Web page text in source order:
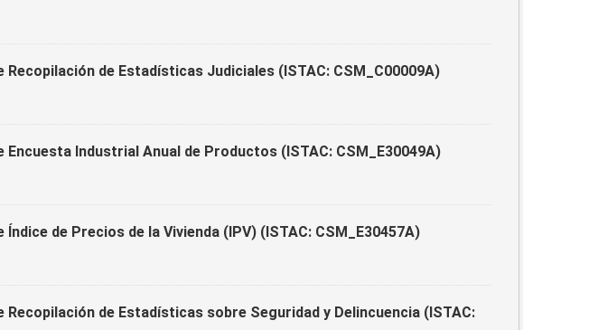
Recopilación de Estadísticas Judiciales (ISTAC: CSM_C00009A)
Encuesta Industrial Anual de Productos (ISTAC: CSM_E30049A)
de Precios de la Vivienda (IPV) (ISTAC: CSM_E30457A)
Recopilación de Estadísticas sobre Seguridad y Delincuencia (ISTAC: